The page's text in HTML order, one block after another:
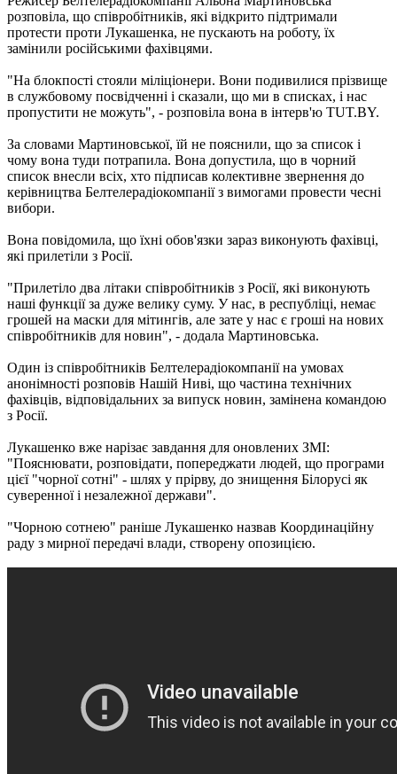
розповіла, що співробітників, які відкрито підтримали
протести проти Лукашенка, не пускають на роботу, їх
замінили російськими фахівцями.
"На блокпості стояли міліціонери. Вони подивилися прізвище
в службовому посвідченні і сказали, що ми в списках, і нас
пропустити не можуть", - розповіла вона в інтерв'ю TUT.BY.
За словами Мартиновської, їй не пояснили, що за список і
чому вона туди потрапила. Вона допустила, що в чорний
список внесли всіх, хто підписав колективне звернення до
керівництва Белтелерадіокомпанії з вимогами провести чесні
вибори.
Вона повідомила, що їхні обов'язки зараз виконують фахівці,
які прилетіли з Росії.
"Прилетіло два літаки співробітників з Росії, які виконують
наші функції за дуже велику суму. У нас, в республіці, немає
грошей на маски для мітингів, але зате у нас є гроші на нових
співробітників для новин", - додала Мартиновська.
Один із співробітників Белтелерадіокомпанії на умовах
анонімності розповів Нашій Ниві, що частина технічних
фахівців, відповідальних за випуск новин, замінена командою
з Росії.
Лукашенко вже нарізає завдання для оновлених ЗМІ:
"Пояснювати, розповідати, попереджати людей, що програми
цієї "чорної сотні" - шлях у прірву, до знищення Білорусі як
суверенної і незалежної держави".
"Чорною сотнею" раніше Лукашенко назвав Координаційну
раду з мирної передачі влади, створену опозицією.